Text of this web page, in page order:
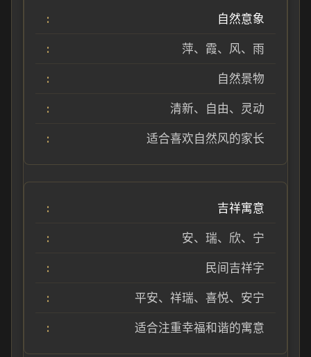
自然意象
萍、霞、风、雨
自然景物
清新、自由、灵动
适合喜欢自然风的家长
吉祥寓意
安、瑞、欣、宁
民间吉祥字
平安、祥瑞、喜悦、安宁
适合注重幸福和谐的寓意